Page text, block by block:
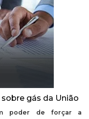
gás da União
poder de forçar a